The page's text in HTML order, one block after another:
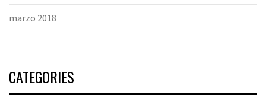
marzo 2018
CATEGORIES